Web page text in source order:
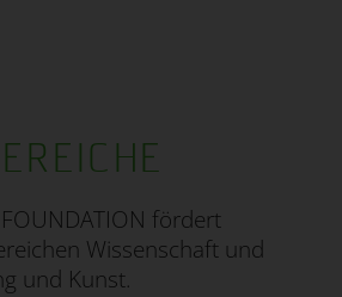
FOUNDATION fördert
Wissenschaft und
und Kunst.